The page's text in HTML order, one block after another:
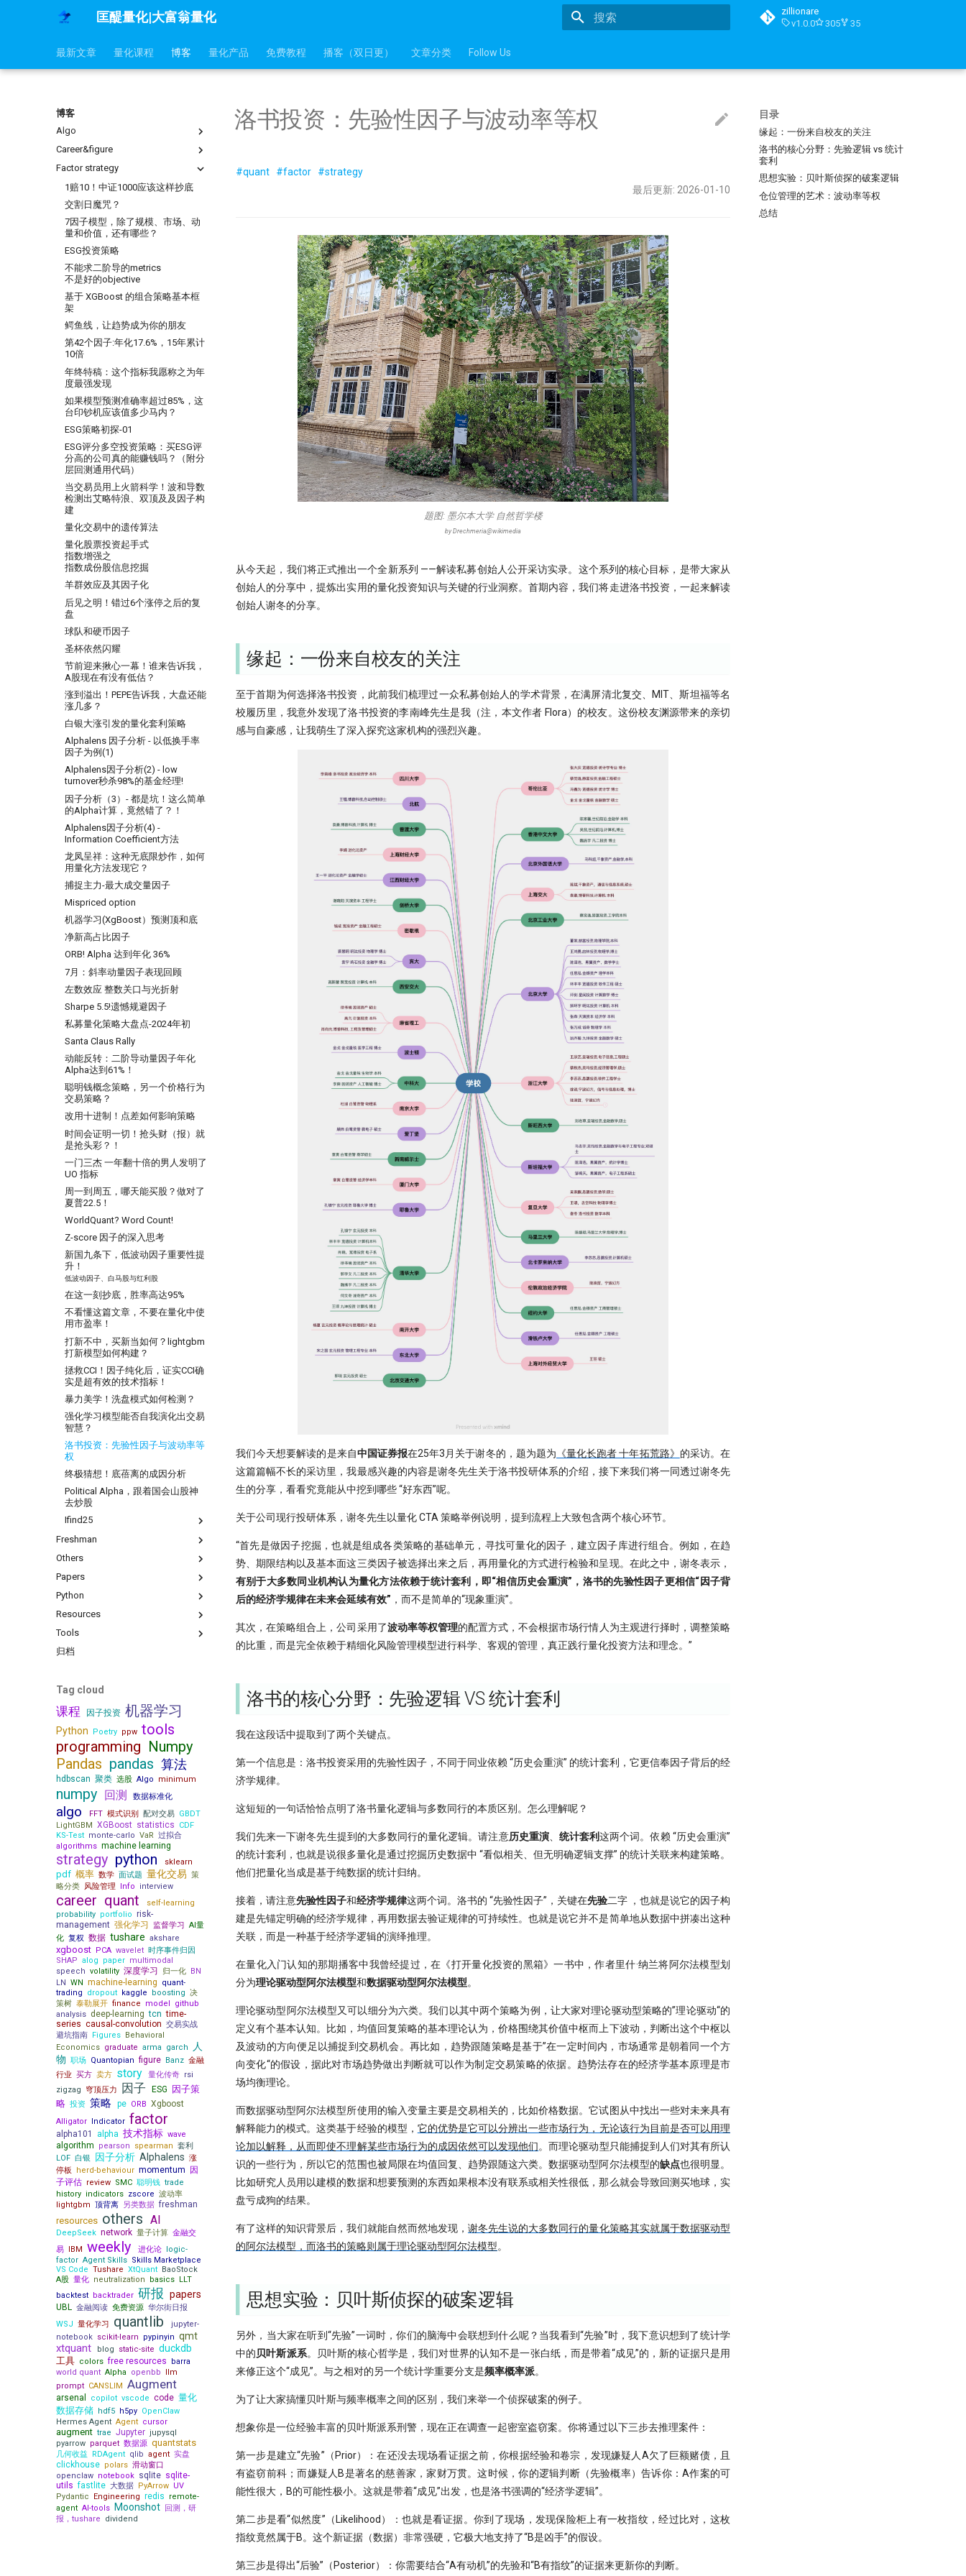
匡醍量化|大富翁量化
zillionare
v1.0.0
305 35
最新文章 量化课程 博客 量化产品 免费教程 播客（双日更） 文章分类 Follow Us
博客
Algo
mldp
why stop loss is so bad
地量见地价？我拿一年的上证数据
算了算
夏普大于4的策略有多恐怖？但它
为什么好得不真实？
用HDBSCAN聚类算法选股是否有
hdbscan 聚类算法扫描配对交易
GBDT做回归预测的秘密
蒙特卡洛：看似很高端的技术，其
实很暴力很初级
样本外测试之外，我们还有哪些过
拟合检测方法？
归一化？
量化面试神题：圆上随机点的概率
PDF is all you need(2)
PDF is all you need(3)
虎口夺食：量化交易中高频率、低
风险策略的诱惑与陷阱
前视偏差 - 看似明白，实则糊涂
脑筯急转弯
一个散户自学量化的 20 个月
两种思路
用大白话讲清楚，哪种更适合金融量化
关于昨天应该涨多少这件事，
Tushare 和 东财还没商量好
带你读论文：PCA、离散小波和
XGBoost构建交易策略
谁压垮了这个基站？用XGBoost如
The Sound of Risk! 闻弦歌而知雅
意, 声音里隐藏的另类因子
Tcn
60天，怎么搭起自己的量化学习
框架
Dropout：给温室里的AI断水断
粮，它才能在实盘中活下来
量化模型中的 BN、LN 与 WN：
为什么照搬计算机视觉的经验会
什么总有竞争力？
如何设计一个能活过黄金黑天鹅
的策略
残差连接：深度学习成功的关键
列解构方式
效，AI 模型在金融市场的客观困
境
为什么我们需要因果卷积？
Career&figure
不小心杀入了量化赛道，现在该怎
念
在量化交易中，掌握
ARMA/GARCH 的重要性？
Datathon-我的Citadel量化岗之
路！附历年比赛资料
金融/计量专业，硕士论文怎么确
定研究课题？
高薪金领都用啥编程语言？SQL、
Python领航，附排名！
反抗者的崛起！Fawce 和
Quantopian 的量化之路
我之为我，有路可寻：量化传奇
Max Dama 的非典型量化之路
牛人太多：小市值因子之父，毕业
论文被大佬狂怼
Successfully starting a career in
金融行业买方与卖方：利润与稳定
性的背后逻辑
硕士在读，如何才能入行量化交易
月亮和Pandas - Wes Mckinney的
传奇故事
找校友！起底百亿私募创始人
追随美的指引-纪念西蒙斯
Factor strategy
1赔10！中证1000应该这样抄底
交割日魔咒？
7因子模型，除了规模、市场、动
量和价值，还有哪些？
ESG投资策略
不能求二阶导的metrics
不是好的objective
基于 XGBoost 的组合策略基本框
架
鳄鱼线，让趋势成为你的朋友
第42个因子:年化17.6%，15年累计
10倍
年终特稿：这个指标我愿称之为年
度最强发现
如果模型预测准确率超过85%，这
台印钞机应该值多少马内？
ESG策略初探-01
ESG评分多空投资策略：买ESG评
分高的公司真的能赚钱吗？（附分
层回测通用代码）
当交易员用上火箭科学！波和导数
检测出艾略特浪、双顶及及因子构
建
量化交易中的遗传算法
量化股票投资起手式
指数增强之
指数成份股信息挖掘
羊群效应及其因子化
后见之明！错过6个涨停之后的复
盘
球队和硬币因子
圣杯依然闪耀
节前迎来揪心一幕！谁来告诉我，
A股现在有没有低估？
涨到溢出！PEPE告诉我，大盘还能
涨几多？
白银大涨引发的量化套利策略
Alphalens 因子分析 - 以低换手率
因子为例(1)
Alphalens因子分析(2) - low
turnover秒杀98%的基金经理!
因子分析（3）- 都是坑！这么简单
的Alpha计算，竟然错了？！
Alphalens因子分析(4) -
Information Coefficient方法
龙凤呈祥：这种无底限炒作，如何
用量化方法发现它？
捕捉主力-最大成交量因子
Mispriced option
机器学习(XgBoost）预测顶和底
净新高占比因子
ORB! Alpha 达到年化 36%
7月：斜率动量因子表现回顾
左数效应 整数关口与光折射
Sharpe 5.5!遗憾规避因子
私募量化策略大盘点-2024年初
Santa Claus Rally
动能反转：二阶导动量因子年化
Alpha达到61%！
聪明钱概念策略，另一个价格行为
交易策略？
改用十进制！点差如何影响策略
时间会证明一切！抢头财（报）就
是抢头彩？！
一门三杰 一年翻十倍的男人发明了
UO 指标
周一到周五，哪天能买股？做对了
夏普22.5！
WorldQuant? Word Count!
Z-score 因子的深入思考
新国九条下，低波动因子重要性提
升！
低波动因子、白马股与红利股
在这一刻抄底，胜率高达95%
不看懂这篇文章，不要在量化中使
用市盈率！
打新不中，买新当如何？lightgbm
打新模型如何构建？
拯救CCI！因子纯化后，证实CCI确
实是超有效的技术指标！
暴力美学！洗盘模式如何检测？
强化学习模型能否自我演化出交易
智慧？
洛书投资：先验性因子与波动率等
权
终极猜想！底蓓离的成因分析
Political Alpha，跟着国会山股神
去炒股
Ifind25
你在同花顺上的每一次点击，都
Freshman
问薪无愧！
Others
全球Windows机器蓝屏，作为量化
掘墓人，但中初级程序员是爬不出
来了
当我在星巴克连上家里的服务器，
IPV6，你是值得的
量子飞跃：汇丰银行债券交易可能
成为华尔街未来
机器的觉醒！人工智能风云激荡70
年
[0721] QuanTide Weekly
[0728] QuanTide Weekly
[0804] QuanTide Weekly
[0811] QuanTide Weekly
[0818] QuanTide Weekly
[0825] QuanTide Weekly
[0901] QuanTide Weekly
[0908] QuanTide Weekly
[0915] QuanTide Weekly
[0922] QuanTide Weekly
[0929] QuanTide Weekly
[1013] QuanTide Weekly
[1020] QuanTide Weekly
[1027] QuanTide Weekly
[1103] QuanTide Weekly
普校逆袭天花板 进化论王一平：有
逻辑的量化
做能调教AI的赛博老技师，量化人
也该开始装Skills了
量化投资黑话：深度解析“因子”及
其核心逻辑
Papers
『译研报03』Z变换改造均线，一
盘？
『译研报04』 年化25%的策略到底
有没有翻车？
『匡醍译研报 01』 驯龙高手，从
股谚到量化因子的工程化落地
『匡醍译研报 02』 驯龙高手，从
股谚到量化因子的工程化落地
如何获取免费的华尔街日报的文章
把研报『翻译』成代码，80%的工
作都在这篇文章里讲了
Python
只廖廖数行，但很惊艳的代码
为什么量化人应该使用duckdb？
Jupyter Notebook中如何设置环境
4k stars! 如何实现按拼音首字母查
询证券代码？
10 月 24 日，庆祝码农节！Python
刚刚发布了 3.13 版本
提速100倍！QMT复权因子高效算
法
2024年，免费博客赚钱方案
给Pandas找个搭子，用SQL玩转
Dataframe!
Resources
一些和颜色相关的网站
Barra风险模型构建完全指南
论如何白嫖论文
量化金融人都在看哪些顶刊
Tools
你可能不知道的8个IPython技巧
OpenBB 实战！轻松获取海外市场
数据
不只是另一个量化轮子，
AlphaSuite还带来了CANSLIM模型
的提示词
Augment随手记
如何免登录重启miniqmt?
Don't fly solo! 量化人如何使用AI工
具
里程碑！DuckDB 发布 1.0
高效量化编程: Mask Array应用和
find_runs
Pandas高级技巧-1
高效量化编程: Pandas 的多级索引
12个参数，48个组合，这么复杂的
函数怎么学？
200倍速！基于 HDF5 的证券数据
存储
既生瑜 何生亮！ Hermes Agent究
竟怎么样？
试过 Cursor 和 Trae 之后，我如何
用 Augment 完成了一个复杂项目
量化人如何用好Jupyter环境？
（一）
量化人如何用好 Jupyter？（二）
Pandas连续涨停统计
存了50TB！pyarrow + parquet
xtquant 中的板块数据
量化数据免费方案之 QMT
算收益，用算术平均好还是几何平
均好?
原作者失联8个月，我们接手维护
后他突然回来了
Quantstats Reloaded
微软 RD-Agent：量化人的 AI 研发
搭档
量化实盘接口
ClickHouse: One table to rule them
all!
QMT/XtQuant 之开发环境篇
前后复权都不对，动态复权又太
贵！一文揭示策略失败的根本原因
龙虾流量太贵？ 我一招搞定每天
7500万词元
致命的 ID -- DuckDB 中的
Returning 子句之谜
睽违17年，ta-lib重装出发！
量化研究员如何写一手好代码
量子计算能否重构量化金融未来？
为了机器能学习，我标注了 2 万条
行情数据
21天驯化AI打工仔
21天驯化AI打工仔 - 我如何获取
量化数据
21天驯化AI打工仔 - 开发量化交
易系统
2026十大量化技术
量化新基建(三) - FastHTML：
Python 全栈开发的终极答案
AI tools
除了编程，量化人还能怎么用
Moonshot
归档
Tag cloud
课程 因子投资 机器学习
Python Poetry ppw tools
programming Numpy
Pandas pandas 算法
hdbscan 聚类 选股 Algo minimum
numpy 回测 数据标准化
algo FFT 模式识别 配对交易 GBDT
LightGBM XGBoost statistics
CDF
KS-Test monte-carlo VaR 过拟合
algorithms machine learning
strategy python sklearn
pdf 概率 数学 面试题 量化交易 策
略分类 风险管理 Info interview
career quant
self-learning
probability portfolio risk-
management 强化学习 监督学习 AI量
化 复权 数据 tushare akshare
xgboost PCA wavelet 时序事件归因
SHAP alog paper multimodal
speech volatility 深度学习 归一化
BN
LN WN machine-learning
quant-
trading dropout kaggle boosting 决
策树 泰勒展开 finance model github
analysis deep-learningtcntime-
series causal-convolution 交易实战
避坑指南
Figures
Behavioral
Economics graduate arma garch
人
物 职场 Quantopianfigure Banz 金融
行业 买方 卖方 story 量化传奇 rsi
zigzag 穹顶压力 因子 ESG
因子策
略 投资 策略 pe ORB Xgboost
Alligator Indicator factor
alpha101 alpha 技术指标 wave
algorithm pearson spearman 套利
LOF 白银 因子分析 Alphalens 涨
停板
herd-behaviour momentum
因
子评估 review SMC 聪明钱 trade
history indicators zscore 波动率
lightgbm 顶背离 另类数据freshman
resources others AI
DeepSeek network 量子计算 金融交
易
IBM weekly 进化论
logic-
factor Agent Skills Skills Marketplace
VS Code Tushare XtQuant
BaoStock
A股 量化 neutralization basics
LLT
backtest
backtrader 研报 papers
UBL 金融阅读 免费资源 华尔街日报
WSJ 量化学习 quantlib
jupyter-
notebook scikit-learn pypinyin qmt
xtquant blog static-site duckdb
工具 colorsfree resources
barra
world quant Alpha openbb
llm
prompt CANSLIM Augment
arsenal copilot vscode code 量化
数据存储
hdf5 h5py OpenClaw
Hermes Agent Agent cursor
augment trae Jupyter jupysql
pyarrow parquet 数据源 quantstats
几何收益 RDAgent qlib agent 实盘
clickhouse polars 滑动窗口
openclaw notebook sqlite sqlite-
utilsfastlite 大数据 PyArrow UV
Pydantic
Engineering redis
remote-
agent AI-tools Moonshot
回测，研
报，tushare dividend
目录
缘起：一份来自校友的关注
洛书的核心分野：先验逻辑 vs 统计
套利
思想实验：贝叶斯侦探的破案逻辑
仓位管理的艺术：波动率等权
总结
洛书投资：先验性因子与波动率等权
#quant #factor #strategy
最后更新: 2026-01-10
题图: 墨尔本大学 自然哲学楼
by Drechmeria@wikimedia
从今天起，我们将正式推出一个全新系列 ——解读私募创始人公开采访实录。这个系列的核心目标，是带大家从
创始人的分享中，提炼出实用的量化投资知识与关键的行业洞察。首期内容，我们将走进洛书投资，一起来解读
创始人谢冬的分享。
缘起：一份来自校友的关注
至于首期为何选择洛书投资，此前我们梳理过一众私募创始人的学术背景，在满屏清北复交、MIT、斯坦福等名
校履历里，我意外发现了洛书投资的李南峰先生是我（注，本文作者 Flora）的校友。这份校友渊源带来的亲切
感与自豪感，让我萌生了深入探究这家机构的强烈兴趣。
我们今天想要解读的是来自中国证券报在25年3月关于谢冬的，题为题为 《量化长跑者 十年拓荒路》 的采访。在
这篇篇幅不长的采访里，我最感兴趣的内容是谢冬先生关于洛书投研体系的介绍，接下来我们将一同透过谢冬先
生的分享，看看究竟能从中挖到哪些 “好东西”呢。
关于公司现行投研体系，谢冬先生以量化 CTA 策略举例说明，提到流程上大致包含两个核心环节。
“首先是做因子挖掘，也就是组成各类策略的基础单元，寻找可量化的因子，建立因子库进行组合。例如，在趋
势、期限结构以及基本面这三类因子被选择出来之后，再用量化的方式进行检验和呈现。在此之中，谢冬表示，
有别于大多数同业机构认为量化方法依赖于统计套利，即“相信历史会重演”，洛书的先验性因子更相信“因子背
后的经济学规律在未来会延续有效” ，而不是简单的“现象重演”。
其次，在策略组合上，公司采用了波动率等权管理的配置方式，不会根据市场行情人为主观进行择时，调整策略
的比重，而是完全依赖于精细化风险管理模型进行科学、客观的管理，真正践行量化投资方法和理念。”
洛书的核心分野：先验逻辑 VS 统计套利
我在这段话中提取到了两个关键点。
第一个信息是：洛书投资采用的先验性因子，不同于同业依赖 “历史会重演” 的统计套利，它更信奉因子背后的经
济学规律。
这短短的一句话恰恰点明了洛书量化逻辑与多数同行的本质区别。怎么理解呢？
我们先来一下谢冬先生提到的大多数同行的量化逻辑。请注意历史重演、 统计套利这两个词。依赖 “历史会重演”
的统计套利，也就是说很多量化是通过挖掘历史数据中 “看似相关、但无明确逻辑支撑” 的统计关联来构建策略。
他们把量化当成是基于纯数据的统计归纳。
接着，请注意先验性因子和经济学规律这两个词。洛书的 “先验性因子”，关键在先验二字 ，也就是说它的因子构
建是先锚定明确的经济学规律，再用数据去验证规律的可持续性。也就是说它并不是简单地从数据中拼凑出这种
关联，而是一种基于经济学逻辑的演绎推理。
在量化入门认知的那期播客中我曾经提过，在《打开量化投资的黑箱》一书中，作者里什·纳兰将阿尔法模型划
分为理论驱动型阿尔法模型和数据驱动型阿尔法模型。
理论驱动型阿尔法模型又可以细分为六类。我们以其中两个策略为例，让大家对理论驱动型策略的”理论驱动“的
定义有个基本认知。比如，均值回复策略的基本理论认为，价格围绕其价值中枢而上下波动，判断出这个中枢以
及波动的方向便足以捕捉到交易机会。再比如，趋势跟随策略是基于”在一定时间内，市场通常是朝着同一个方
向变化“的假设，据此对市场趋势做出判断就可以作为制定交易策略的依据。趋势法存在的经济学基本原理是市
场均衡理论。
而数据驱动型阿尔法模型所使用的输入变量主要是交易相关的，比如价格数据。它试图从中找出一些对未来具有
解释能力的模式。这类基于经验的模型， 它的优势是它可以分辨出一些市场行为，无论该行为目前是否可以用理
论加以解释，从而即使不理解某些市场行为的成因依然可以发现他们。而理论驱动型只能捕捉到人们对其有所认
识的一些行为，所以它的范围也被局限在均值回复、趋势跟随这六类。数据驱动型阿尔法模型的缺点也很明显。
比如研究人员用以建模的数据和想要预测的东西如果根本没有联系或相关性很低，那么就会导致回测买地球，实
盘亏成狗的结果。
有了这样的知识背景后，我们就能自然而然地发现， 谢冬先生说的大多数同行的量化策略其实就属于数据驱动型
的阿尔法模型，而洛书的策略则属于理论驱动型阿尔法模型。
思想实验：贝叶斯侦探的破案逻辑
另外，当大家在听到“先验”一词时，你们的脑海中会联想到什么呢？当我看到“先验”时，我下意识想到了统计学
中的贝叶斯派系。贝叶斯的核心哲学是，我们对世界的认知不是一张白纸，而是带着“成见”的，新的证据只是用
来修正这个“成见”。与之相对的另一个统计学重要分支是频率概率派。
为了让大家搞懂贝叶斯与频率概率之间的区别，我们来举一个侦探破案的例子。
想象你是一位经验丰富的贝叶斯派系刑警，现在正在调查一起密室盗窃案。你将通过以下三步去推理案件：
第一步是建立“先验”（Prior）：在还没去现场看证据之前，你根据经验和卷宗，发现嫌疑人A欠了巨额赌债，且
有盗窃前科；而嫌疑人B是著名的慈善家，家财万贯。这时候，你的逻辑判断（先验概率）告诉你：A作案的可
能性很大，B的可能性极小。这就是带着“成见”出发，也是洛书强调的“经济学逻辑”。
第二步是看“似然度”（Likelihood）：也就是看证据。你到了现场，发现保险柜上有一枚指纹，经过比对，这枚
指纹竟然属于B。这个新证据（数据）非常强硬，它极大地支持了“B是凶手”的假设。
第三步是得出“后验”（Posterior）：你需要结合“A有动机”的先验和“B有指纹”的证据来更新你的判断。